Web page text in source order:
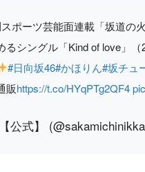
ポーツ芸能面連載「坂道の
シングル「Kind of love」
#日向坂46#かほりん#坂チュ
販https://t.co/HYqPTg2QF4
公式】